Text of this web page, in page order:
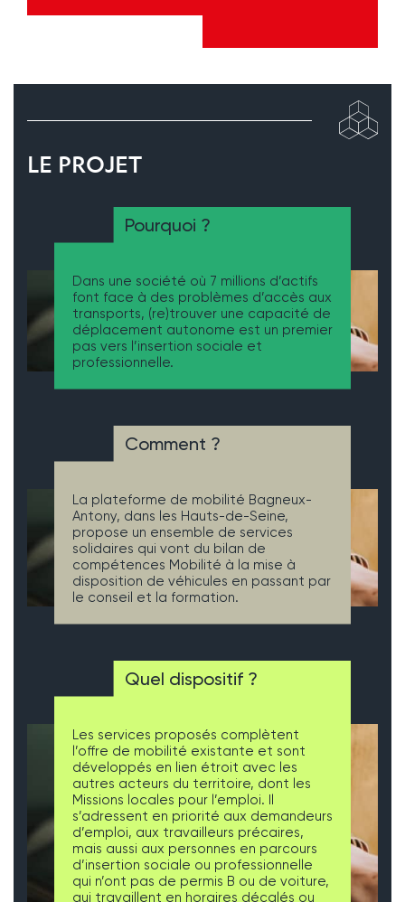
LE PROJET
Pourquoi ?
Dans une société où 7 millions d’actifs
font face à des problèmes d’accès aux
transports, (re)trouver une capacité de
déplacement autonome est un premier
pas vers l’insertion sociale et
professionnelle.
Comment ?
La plateforme de mobilité Bagneux-
Antony, dans les Hauts-de-Seine,
propose un ensemble de services
solidaires qui vont du bilan de
compétences Mobilité à la mise à
disposition de véhicules en passant par
le conseil et la formation.
Quel dispositif ?
Les services proposés complètent
l’offre de mobilité existante et sont
développés en lien étroit avec les
autres acteurs du territoire, dont les
Missions locales pour l’emploi. Il
s’adressent en priorité aux demandeurs
d’emploi, aux travailleurs précaires,
mais aussi aux personnes en parcours
d’insertion sociale ou professionnelle
qui n’ont pas de permis B ou de voiture,
qui travaillent en horaires décalés ou